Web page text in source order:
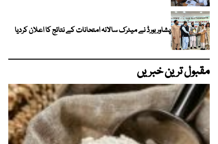
پشاور بورڈ نے میٹرک سالانہ امتحانات کے نتائج کا اعلان کردیا
مقبول ترین خبریں